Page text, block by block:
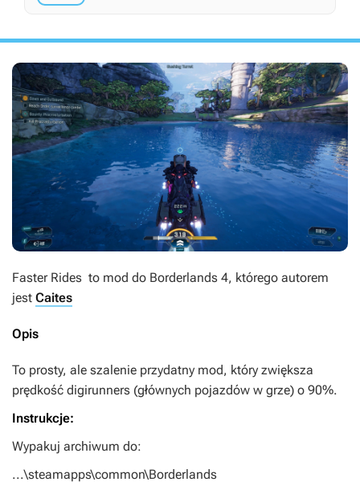
Faster Rides to mod do Borderlands 4, którego autorem
jest Caites
Opis
To prosty, ale szalenie przydatny mod, który zwiększa
prędkość digirunners (głównych pojazdów w grze) o 90%.
Instrukcje:
Wypakuj archiwum do:
...\steamapps\common\Borderlands